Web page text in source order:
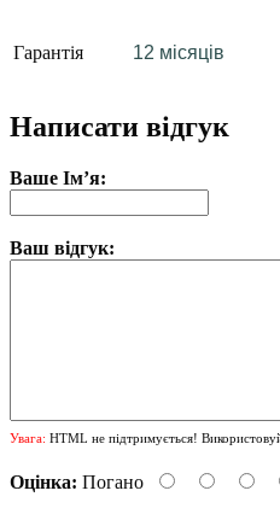
Гарантія 12 місяців
Написати відгук
Ваше Ім’я:
Ваш відгук:
Увага: HTML не підтримується!
Оцінка: Погано